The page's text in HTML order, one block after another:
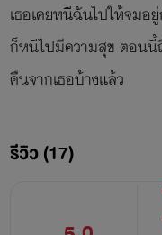
เธอเคยหนีฉันไปให้จมอ
ก็หนีไปมีความสุข ตอนนี้
คืนจากเธอบ้างแล้ว
รีวิว (17)